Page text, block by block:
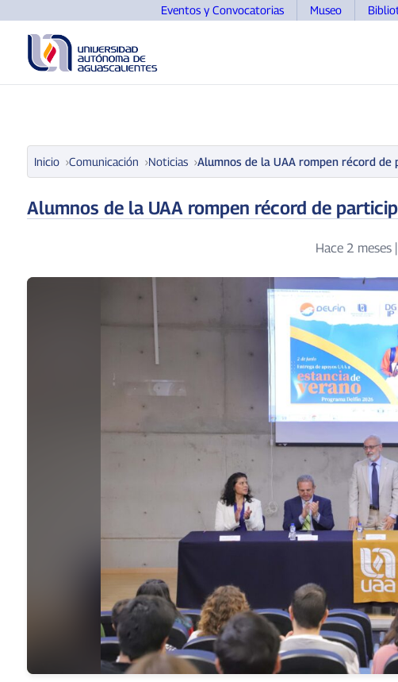
Eventos y Convocatorias Museo
Inicio Comunicación Noticias Alumnos de la UAA rompen récord
Alumnos de la UAA rompen récord de
Hace 2 meses